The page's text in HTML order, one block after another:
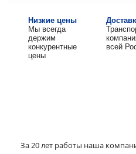
Низкие цены
Мы всегда
держим
конкурентные
цены
всей
За 20 лет работы наша